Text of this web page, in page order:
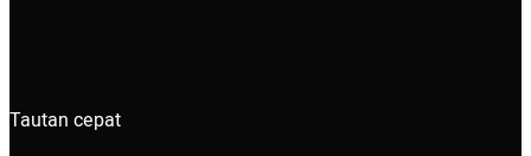
Tautan cepat